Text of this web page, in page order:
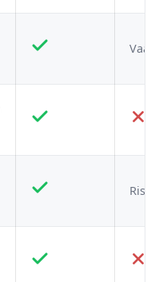
Vaak